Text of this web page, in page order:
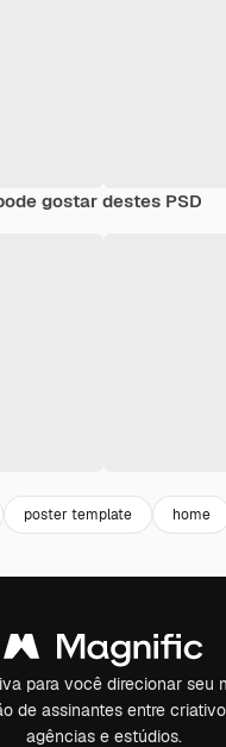
gostar destes PSD
poster template home
para você direcionar seu
de assinantes entre
agências e estúdios.